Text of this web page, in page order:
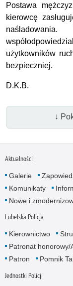
Postawa
kierowcę
użytkowników
bezpieczniej.
D.K.B.
↓
Aktualności
Galerie
Komunikaty
Nowe i
Lubelska Policja
Kierownictwo
Patronat honorowy/
Patron
Pomnik
Jednostki Policji